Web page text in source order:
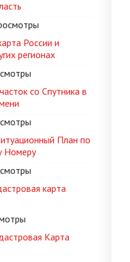
России и
регионах
со Спутника в
План по
Номеру
карта
Карта